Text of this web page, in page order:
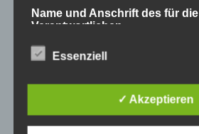
Name und Anschrift des für
Verantwortlichen
Verantwortlicher im Sinne der
der Europäischen Union
Datenschutzgesetze und
mit datenschutzrechtlichem
Essenziell
✓ Akzeptieren